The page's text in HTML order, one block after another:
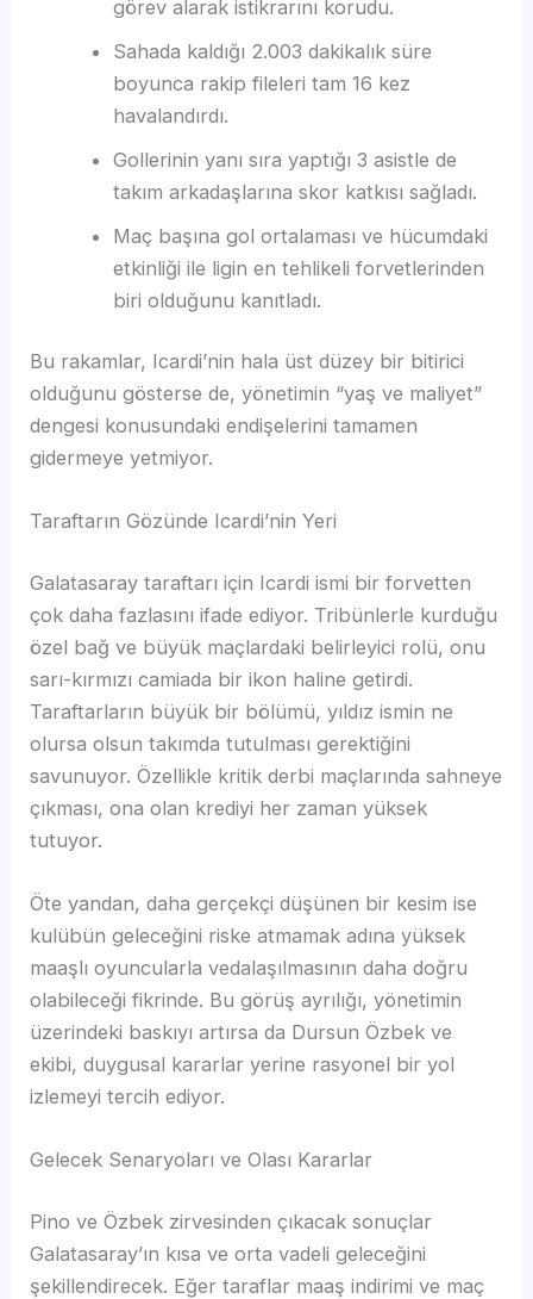
görev alarak istikrarını korudu.
Sahada kaldığı 2.003 dakikalık süre
boyunca rakip fileleri tam 16 kez
havalandırdı.
Gollerinin yanı sıra yaptığı 3 asistle de
takım arkadaşlarına skor katkısı sağladı.
Maç başına gol ortalaması ve hücumdaki
etkinliği ile ligin en tehlikeli forvetlerinden
biri olduğunu kanıtladı.
Bu rakamlar, Icardi’nin hala üst düzey bir bitirici
olduğunu gösterse de, yönetimin “yaş ve maliyet”
dengesi konusundaki endişelerini tamamen
gidermeye yetmiyor.
Taraftarın Gözünde Icardi’nin Yeri
Galatasaray taraftarı için Icardi ismi bir forvetten
çok daha fazlasını ifade ediyor. Tribünlerle kurduğu
özel bağ ve büyük maçlardaki belirleyici rolü, onu
sarı-kırmızı camiada bir ikon haline getirdi.
Taraftarların büyük bir bölümü, yıldız ismin ne
olursa olsun takımda tutulması gerektiğini
savunuyor. Özellikle kritik derbi maçlarında sahneye
çıkması, ona olan krediyi her zaman yüksek
tutuyor.
Öte yandan, daha gerçekçi düşünen bir kesim ise
kulübün geleceğini riske atmamak adına yüksek
maaşlı oyuncularla vedalaşılmasının daha doğru
olabileceği fikrinde. Bu görüş ayrılığı, yönetimin
üzerindeki baskıyı artırsa da Dursun Özbek ve
ekibi, duygusal kararlar yerine rasyonel bir yol
izlemeyi tercih ediyor.
Gelecek Senaryoları ve Olası Kararlar
Pino ve Özbek zirvesinden çıkacak sonuçlar
Galatasaray’ın kısa ve orta vadeli geleceğini
şekillendirecek. Eğer taraflar maaş indirimi ve maç